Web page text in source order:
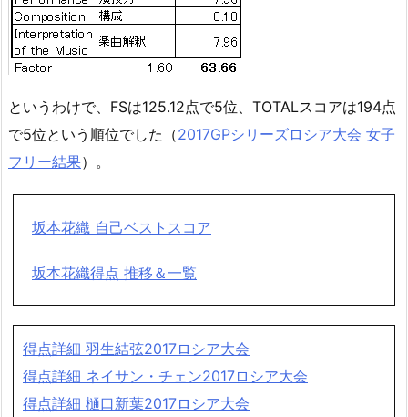
というわけで、FSは125.12点で5位、TOTALスコアは194点
で5位という順位でした（2017GPシリーズロシア大会 女子
フリー結果）。
坂本花織 自己ベストスコア
坂本花織得点 推移＆一覧
得点詳細 羽生結弦2017ロシア大会
得点詳細 ネイサン・チェン2017ロシア大会
得点詳細 樋口新葉2017ロシア大会